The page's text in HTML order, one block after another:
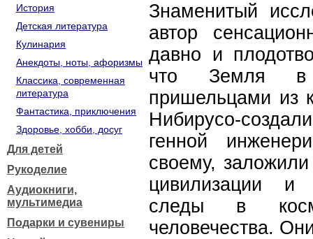
История
Детская литература
Кулинария
Анекдоты, ноты, афоризмы
Классика, современная
литература
Фантастика, приключения
Здоровье, хобби, досуг
Для детей
Рукоделие
Аудиокниги,
мультимедиа
Подарки и сувениры
Знаменитый
автор
давно и
что Земля в
пришельцами из
Нибирусо-
генной
своему,
цивилизации и
следы в
человечества.